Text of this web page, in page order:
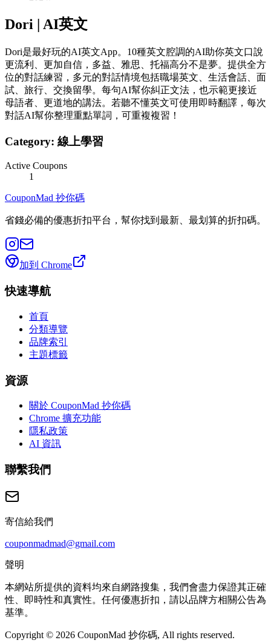
Dori | AI英文
Dori是最好玩的AI英文App。10種英文腔調的AI助你英文口說
更流利、更加自信，多益、雅思、托福高分不是夢。提供全方
位的對話練習，多元的對話情境包括職場英文、生活會話、面
試、旅行、交換留學。每句AI幫你糾正文法，也示範更接近
母語者、更道地的講法。若聽不懂英文可使用即時翻譯，每次
對話AI幫你整理重點單詞，可重複複習！
Category: 線上學習
Active Coupons
1
CouponMad 抄你碼
省錢必備的優惠折扣平台，幫你找到最新、最划算的折扣碼。
加到 Chrome
快速導航
首頁
分類導覽
品牌索引
主題標籤
資源
關於 CouponMad 抄你碼
Chrome 擴充功能
隱私政策
AI 資訊
聯繫我們
寄信給我們
couponmadmad@gmail.com
聲明
本網站所提供的資料均來自網路搜集，我們會盡力保證其正確
性、即時性和真實性。任何優惠折扣，請以品牌方相關公告為
基準。
Copyright © 2026 CouponMad 抄你碼, All rights reserved.